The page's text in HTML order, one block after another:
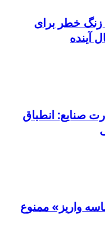
زنگ خطر برای
صنایع: انطباق
واریز» ممنوع